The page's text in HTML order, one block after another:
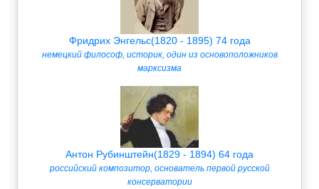
Фридрих Энгельс(1820 - 1895) 74 года
немецкий философ, историк, один из основоположников
марксизма
Антон Рубинштейн(1829 - 1894) 64 года
российский композитор, основатель первой русской
консерватории